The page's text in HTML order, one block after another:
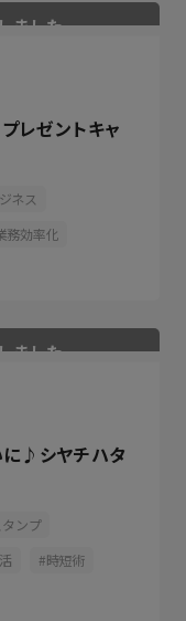
レゼントキャ
ネス
務効率化
♪シヤチハタ
ンプ
時短術